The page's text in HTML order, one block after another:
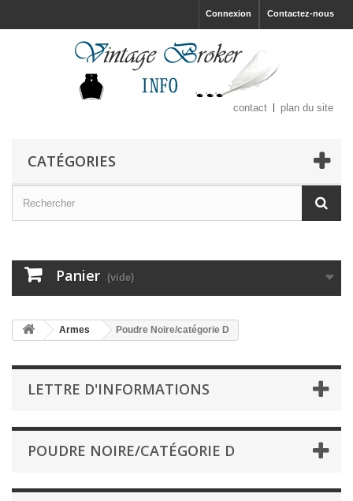
Contactez-nous
Connexion
contact plan du site
CATÉGORIES
Panier (vide)
Armes Poudre Noire/catégorie D
LETTRE D'INFORMATIONS
POUDRE NOIRE/CATÉGORIE D